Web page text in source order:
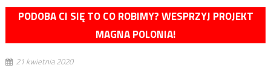
PODOBA CI SIĘ TO CO ROBIMY? WESPRZYJ PROJEKT
MAGNA POLONIA!
21 kwietnia 2020